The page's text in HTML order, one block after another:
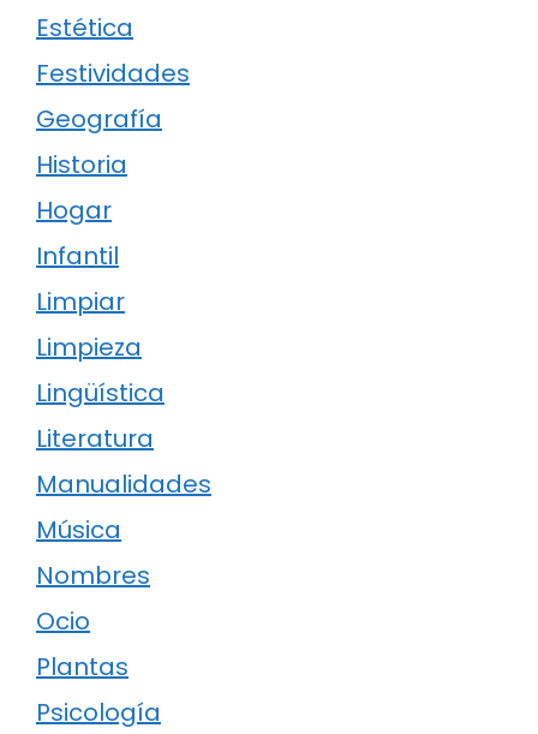
Estética
Festividades
Geografía
Historia
Hogar
Infantil
Limpiar
Limpieza
Lingüística
Literatura
Manualidades
Música
Nombres
Ocio
Plantas
Psicología